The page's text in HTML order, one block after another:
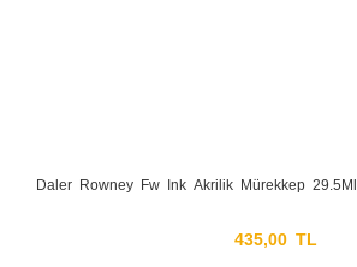
Daler Rowney Fw Ink Akrilik Mürekkep 29.5Ml
435,00 TL